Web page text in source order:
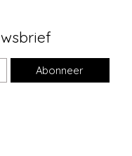
Abonneer